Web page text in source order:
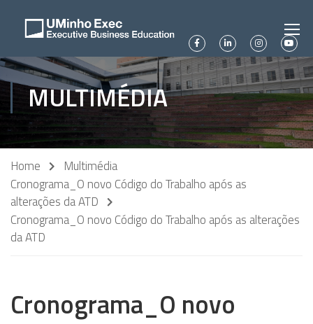
MULTIMÉDIA
Home
Multimédia
Cronograma_O novo Código do Trabalho após as
alterações da ATD
Cronograma_O novo Código do Trabalho após as alterações
da ATD
Cronograma_O novo